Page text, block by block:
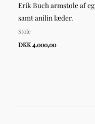
Erik Buch armstole af eg
samt anilin læder.
Stole
DKK 4.000,00